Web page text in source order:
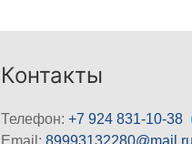
Контакты
Телефон:+7 924 831-10-38
Email:89993132280@mail.ru